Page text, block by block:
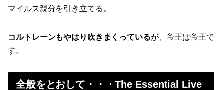
マイルス親分を引き立てる。
コルトレーンもやはり吹きまくっているが、帝王は帝王で
す。
全般をとおして・・・The Essential Live